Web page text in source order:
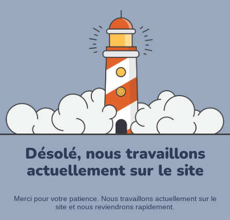
Désolé, nous travaillons
actuellement sur le site
Merci pour votre patience. Nous travaillons actuellement sur le
site et nous reviendrons rapidement.